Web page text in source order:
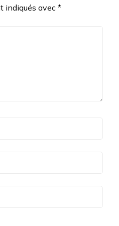
indiqués avec *